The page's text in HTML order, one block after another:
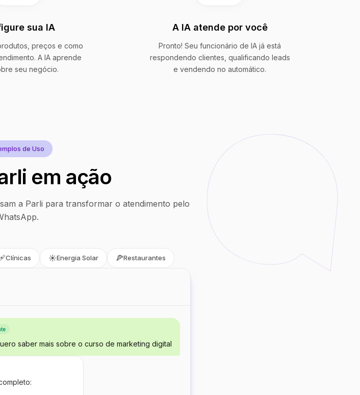
sua IA
preços e como
A IA aprende
seu negócio.
A IA atende por você
Pronto! Seu funcionário de IA já está
respondendo clientes, qualificando leads
e vendendo no automático.
de Uso
em ação
a Parli para transformar o atendimento pelo
Clínicas ☀️Energia Solar 🍕Restaurantes
saber mais sobre o curso de marketing digital